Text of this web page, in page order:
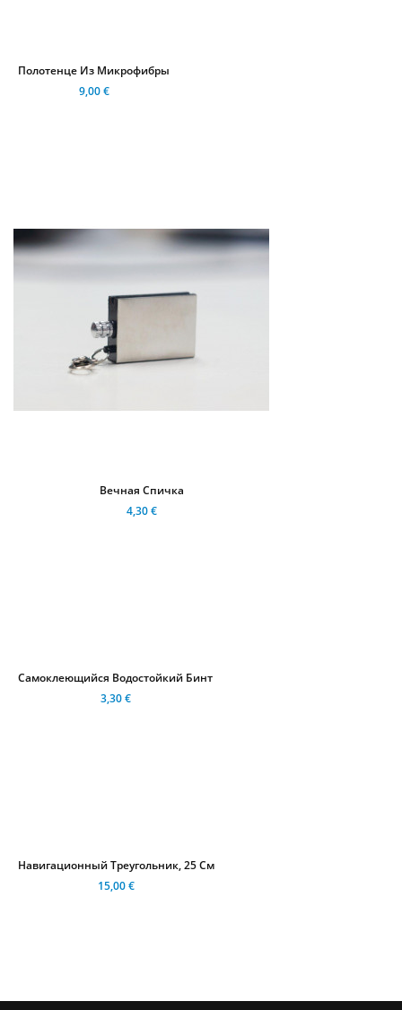
Полотенце Из Микрофибры
9,00 €
Вечная Спичка
4,30 €
Самоклеющийся Водостойкий Бинт
3,30 €
Навигационный Треугольник, 25 См
15,00 €